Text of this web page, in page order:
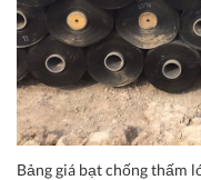
Bảng giá bạt chống thấm